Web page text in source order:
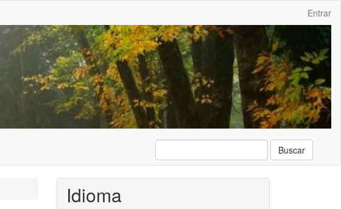
Entrar
Buscar
Idioma